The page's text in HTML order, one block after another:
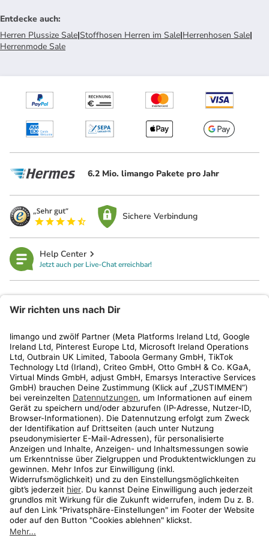
Entdecke auch:
Herren Plussize Sale|Stoffhosen Herren im Sale|Herrenhosen Sale|
Herrenmode Sale
6.2 Mio. limango Pakete pro Jahr
Sichere Verbindung
Help Center
Jetzt auch per Live-Chat erreichbar!
Kundenservice
Shop
Aktionen
Travel